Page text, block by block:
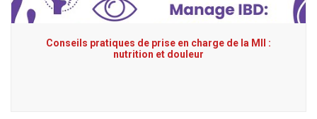
Conseils pratiques de prise en charge de la MII :
nutrition et douleur